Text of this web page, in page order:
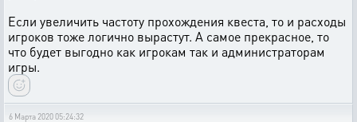
Если увеличить частоту прохождения квеста, то и расходы
игроков тоже логично вырастут. А самое прекрасное, то
что будет выгодно как игрокам так и администраторам
игры.
6 Марта 2020 05:24:32